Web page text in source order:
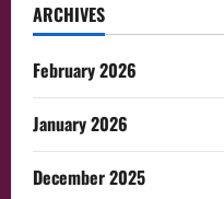
ARCHIVES
February 2026
January 2026
December 2025